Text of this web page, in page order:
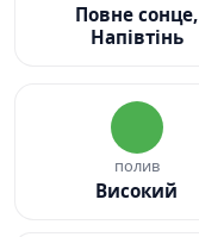
Повне сонце,
Напівтінь
полив
Високий